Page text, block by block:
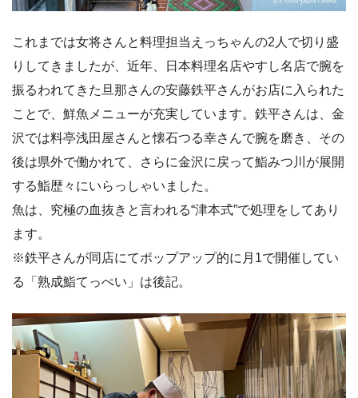
これまでは女将さんと料理担当えっちゃんの2人で切り盛
りしてきましたが、近年、日本料理名店やすし名店で腕を
振るわれてきた旦那さんの安藤鉄平さんがお店に入られた
ことで、鮮魚メニューが充実しています。鉄平さんは、金
沢では料亭浅田屋さんと懐石つる幸さんで腕を磨き、その
後は県外で働かれて、さらに金沢に戻って鮨みつ川が展開
する鮨歴々にいらっしゃいました。
魚は、究極の血抜きと言われる“津本式”で処理をしてあり
ます。
※鉄平さんが同店にてポップアップ的に月1で開催してい
る「熟成鮨てっぺい」は後記。